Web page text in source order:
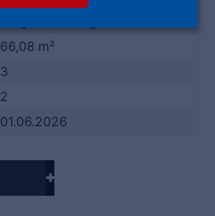
66,08 m²
3
2
01.06.2026